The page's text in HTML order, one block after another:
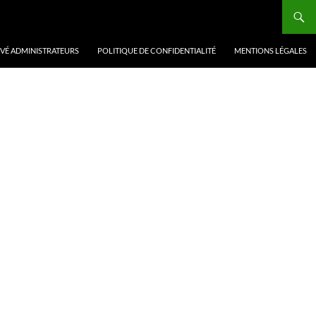
ADMINISTRATEURS POLITIQUE DE CONFIDENTIALITÉ MENTIONS LÉGALES